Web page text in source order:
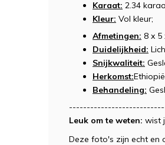
Karaat: 2.34
Kleur: Vol kleur;
Afmetingen: 8 x 5
Duidelijkheid:
Snijkwaliteit:
Herkomst:
Behandeling:
Leuk om te weten: wist
Deze foto's zijn echt en